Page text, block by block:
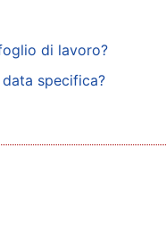
di lavoro?
specifica?